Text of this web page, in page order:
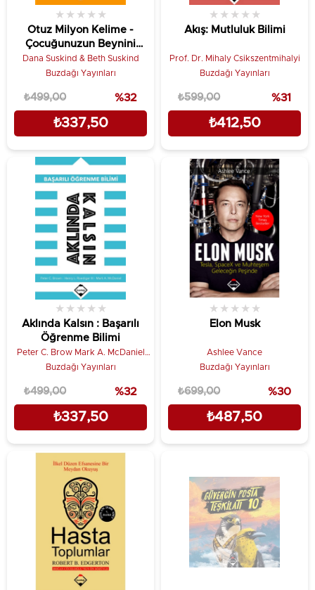
Otuz Milyon Kelime -
Çocuğunuzun Beynini
Geliştirin
★ ★ ★ ★ ★
Dana Suskind & Beth Suskind
Buzdağı Yayınları
₺337,50
₺499,00 %32
Akış: Mutluluk Bilimi
★ ★ ★ ★ ★
Prof. Dr. Mihaly Csikszentmihalyi
Buzdağı Yayınları
₺412,50
₺599,00 %31
Aklında Kalsın : Başarılı
Öğrenme Bilimi
★ ★ ★ ★ ★
Peter C. Brow Mark A. McDaniel
|Henry L. Roediger
Buzdağı Yayınları
₺337,50
₺499,00 %32
Elon Musk
★ ★ ★ ★ ★
Ashlee Vance
Buzdağı Yayınları
₺487,50
₺699,00 %30